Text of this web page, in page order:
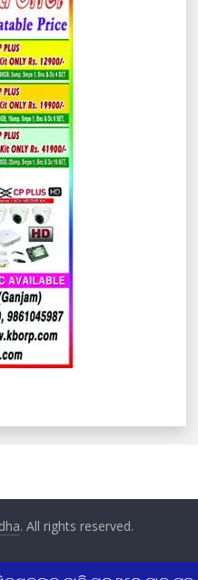
. All rights reserved.